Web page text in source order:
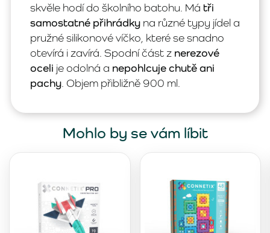
skvěle hodí do školního batohu. Má tři
samostatné přihrádky na různé typy jídel a
pružné silikonové víčko, které se snadno
otevírá i zavírá. Spodní část z nerezové
oceli je odolná a nepohlcuje chutě ani
pachy. Objem přibližně 900 ml.
Mohlo by se vám líbit